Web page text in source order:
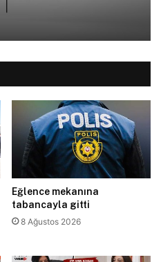
Eğlence mekanına
tabancayla gitti
8 Ağustos 2026